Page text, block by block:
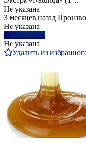
Не указана
3 месяцев назад
Не указана
Написать
Не указана
Удалить из